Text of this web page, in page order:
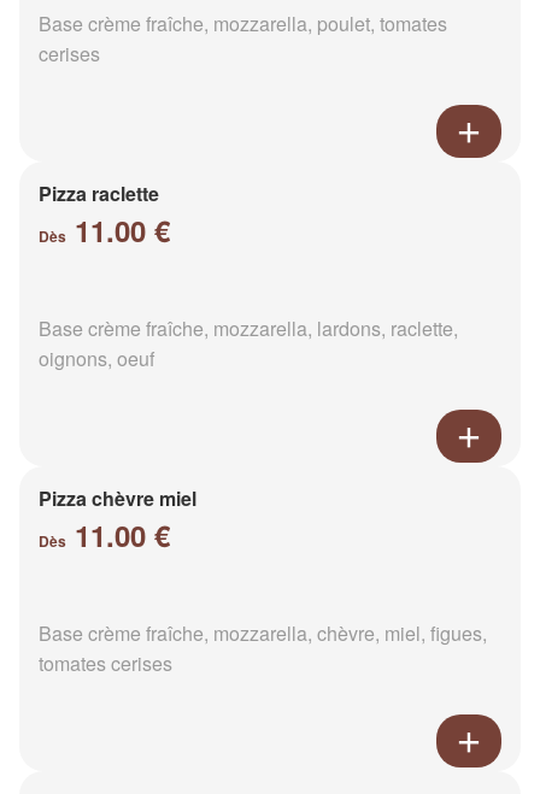
Base crème fraîche, mozzarella, poulet, tomates
cerises
Pizza raclette
Dès 11.00 €
Base crème fraîche, mozzarella, lardons, raclette,
oignons, oeuf
Pizza chèvre miel
Dès 11.00 €
Base crème fraîche, mozzarella, chèvre, miel, figues,
tomates cerises